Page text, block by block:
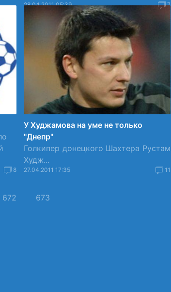
28.04.2011 05:39 7
8
У Худжамова на уме не только
"Днепр"
Голкипер донецкого Шахтера Рустам
Худж...
27.04.2011 17:35 11
672 673